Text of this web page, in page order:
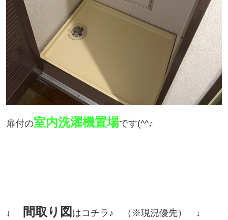
扉付の室内洗濯機置場です(^^♪
↓ 間取り図 はコチラ♪ （※現況優先） ↓